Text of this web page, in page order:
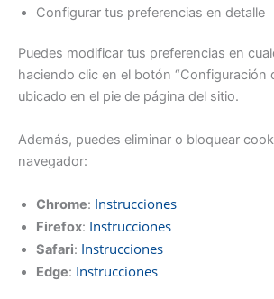
Configurar tus preferencias en detalle
Puedes modificar tus preferencias en
haciendo clic en el botón “Configuración
ubicado en el pie de página del sitio.
Además, puedes eliminar o bloquear
navegador:
Chrome: Instrucciones
Firefox: Instrucciones
Safari: Instrucciones
Edge: Instrucciones